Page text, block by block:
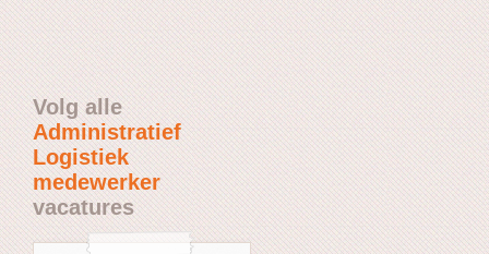
Volg alle
Administratief
Logistiek
medewerker
vacatures